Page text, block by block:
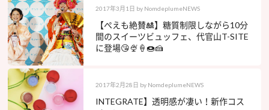
2017年3月1日 by NomdeplumeNEWS
【ぺえも絶賛🎎】糖質制限しながら10分
間のスイーツビュッフェ、代官山T-SITE
に登場😘🍨🍦🍩🍰
2017年2月28日 by NomdeplumeNEWS
INTEGRATE】透明感が凄い！新作コス